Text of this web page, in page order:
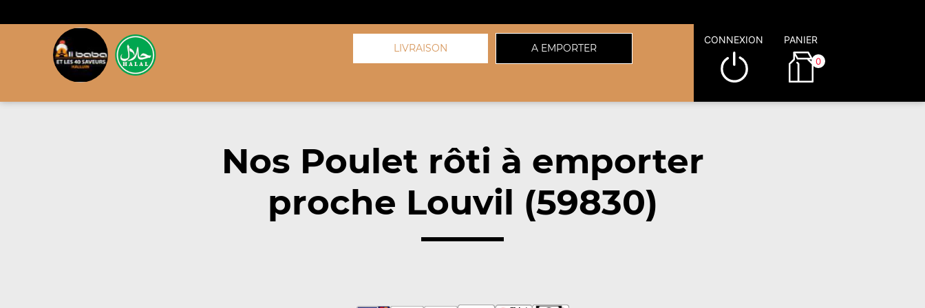
LIVRAISON A EMPORTER
CONNEXION PANIER
0
Nos Poulet rôti à emporter
proche Louvil (59830)